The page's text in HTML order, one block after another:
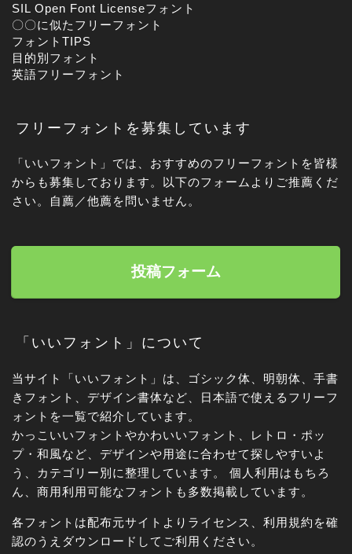
SIL Open Font Licenseフォント
〇〇に似たフリーフォント
フォントTIPS
目的別フォント
英語フリーフォント
フリーフォントを募集しています
「いいフォント」では、おすすめのフリーフォントを皆様
からも募集しております。以下のフォームよりご推薦くだ
さい。自薦／他薦を問いません。
投稿フォーム
「いいフォント」について
当サイト「いいフォント」は、ゴシック体、明朝体、手書
きフォント、デザイン書体など、日本語で使えるフリーフ
ォントを一覧で紹介しています。
かっこいいフォントやかわいいフォント、レトロ・ポッ
プ・和風など、デザインや用途に合わせて探しやすいよ
う、カテゴリー別に整理しています。 個人利用はもちろ
ん、商用利用可能なフォントも多数掲載しています。
各フォントは配布元サイトよりライセンス、利用規約を確
認のうえダウンロードしてご利用ください。
角ゴシック
丸ゴシック体
明朝体